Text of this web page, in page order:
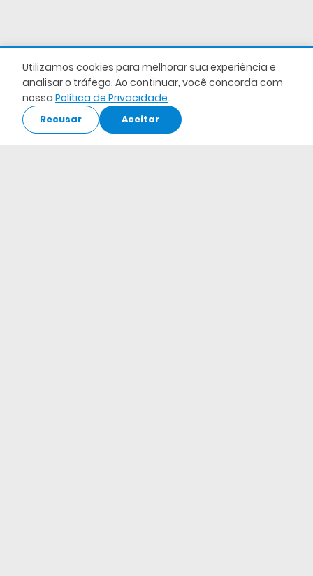
Utilizamos cookies para melhorar sua experiência e
analisar o tráfego. Ao continuar, você concorda com
nossa Política de Privacidade.
Recusar Aceitar